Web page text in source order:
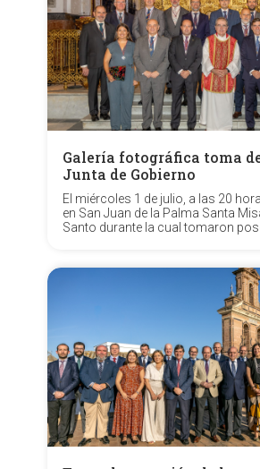
Galería fotográfica toma
Junta de Gobierno
El miércoles 1 de julio, a las 20
en San Juan de la Palma Santa
Santo durante la cual tomaron
Tovaruela Garrido, resultante del